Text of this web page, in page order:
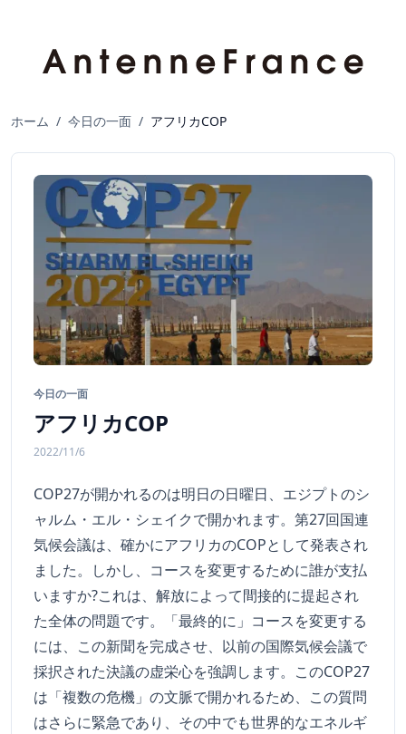
ホーム / 今日の一面 / アフリカCOP
今日の一面
アフリカCOP
2022/11/6
COP27が開かれるのは明日の日曜日、エジプトのシ
ャルム・エル・シェイクで開かれます。第27回国連
気候会議は、確かにアフリカのCOPとして発表され
ました。しかし、コースを変更するために誰が支払
いますか?これは、解放によって間接的に提起され
た全体の問題です。「最終的に」コースを変更する
には、この新聞を完成させ、以前の国際気候会議で
採択された決議の虚栄心を強調します。このCOP27
は「複数の危機」の文脈で開かれるため、この質問
はさらに緊急であり、その中でも世界的なエネルギ